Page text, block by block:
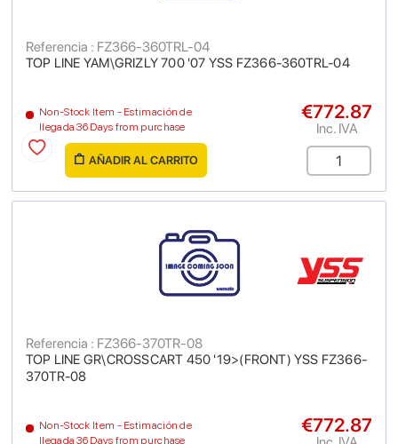
TOP LINE YAM\GRIZLY 700 '07 YSS FZ366-360TRL-04
Referencia : FZ366-360TRL-04
Non-Stock Item - Estimación de
llegada 36 Days from purchase
€772.87
Inc. IVA
AÑADIR AL CARRITO
TOP LINE GR\CROSSCART 450 '19>(FRONT) YSS FZ366-
370TR-08
Referencia : FZ366-370TR-08
Non-Stock Item - Estimación de
llegada 36 Days from purchase
€772.87